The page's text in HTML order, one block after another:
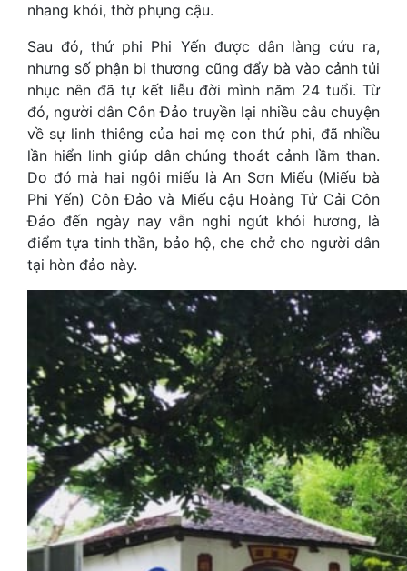
nhang khói, thờ phụng cậu.
Sau đó, thứ phi Phi Yến được dân làng cứu ra,
nhưng số phận bi thương cũng đẩy bà vào cảnh tủi
nhục nên đã tự kết liễu đời mình năm 24 tuổi. Từ
đó, người dân Côn Đảo truyền lại nhiều câu chuyện
về sự linh thiêng của hai mẹ con thứ phi, đã nhiều
lần hiển linh giúp dân chúng thoát cảnh lầm than.
Do đó mà hai ngôi miếu là An Sơn Miếu (Miếu bà
Phi Yến) Côn Đảo và Miếu cậu Hoàng Tử Cải Côn
Đảo đến ngày nay vẫn nghi ngút khói hương, là
điểm tựa tinh thần, bảo hộ, che chở cho người dân
tại hòn đảo này.